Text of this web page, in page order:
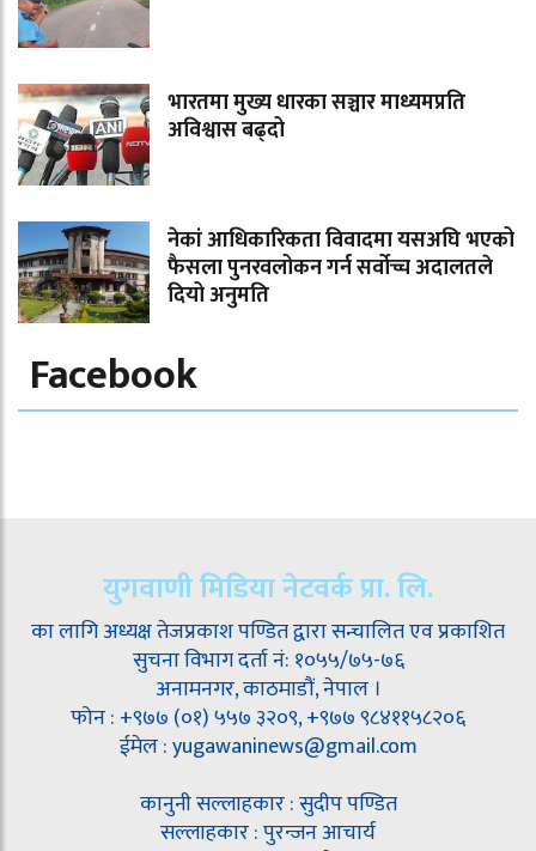
भारतमा मुख्य धारका सञ्चार माध्यमप्रति
अविश्वास बढ्दो
नेकां आधिकारिकता विवादमा यसअघि भएको
फैसला पुनरवलोकन गर्न सर्वोच्च अदालतले
दियो अनुमति
Facebook
युगवाणी मिडिया नेटवर्क प्रा. लि.
का लागि अध्यक्ष तेजप्रकाश पण्डित द्वारा सन्चालित एव प्रकाशित
सुचना विभाग दर्ता नं: १०५५/७५-७६
अनामनगर, काठमाडौं, नेपाल ।
फोन : +९७७ (०१) ५५७ ३२०९, +९७७ ९८४११५८२०६
ईमेल : yugawaninews@gmail.com
कानुनी सल्लाहकार : सुदीप पण्डित
सल्लाहकार : पुरन्जन आचार्य